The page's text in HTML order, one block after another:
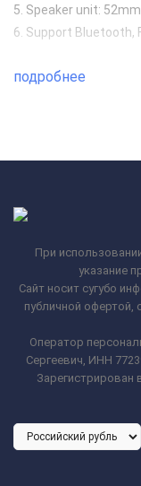
5. Speaker unit:
6. Support Bluetooth,
подробнее
При
указание
Сайт носит сугубо
публичной офертой,
Оператор
Сергеевич, ИНН
Зарегистрирован